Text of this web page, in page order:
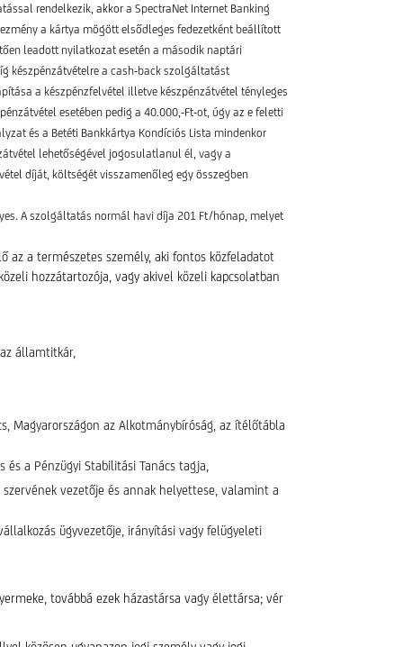
rendelkezik, akkor a SpectraNet Internet Banking
a kártya mögött elsődleges fedezetként beállított
leadott nyilatkozat esetén a második naptári
készpénzátvételre a cash-back szolgáltatást
a készpénzfelvétel illetve készpénzátvétel tényleges
esetében pedig a 40.000,-Ft-ot, úgy az e feletti
és a Betéti Bankkártya Kondíciós Lista mindenkor
lehetőségével jogosulatlanul él, vagy a
díját, költségét visszamenőleg egy összegben
A szolgáltatás normál havi díja 201 Ft/hónap, melyet
az a természetes személy, aki fontos közfeladatot
hozzátartozója, vagy akivel közeli kapcsolatban
államtitkár,
Magyarországon az Alkotmánybíróság, az ítélőtábla
a Pénzügyi Stabilitási Tanács tagja,
vezetője és annak helyettese, valamint a
ügyvezetője, irányítási vagy felügyeleti
továbbá ezek házastársa vagy élettársa; vér